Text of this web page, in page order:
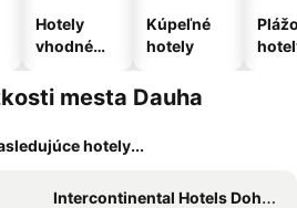
Hotely
vhodné
domáce
zvieratá
Kúpeľné
hotely
mesta Dauha
hotely...
Intercontinental Hotels Doha - The City By Ihg